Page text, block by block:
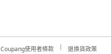
Coupang使用者條款
退換貨政策